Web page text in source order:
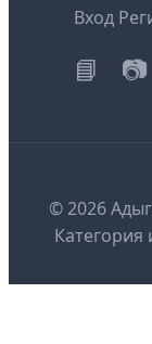
Вход
📘 📷
© 2026